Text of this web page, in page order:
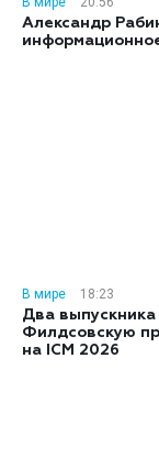
Александр
В мире
18:23
Два выпускника
Филдсовскую
на ICM 2026